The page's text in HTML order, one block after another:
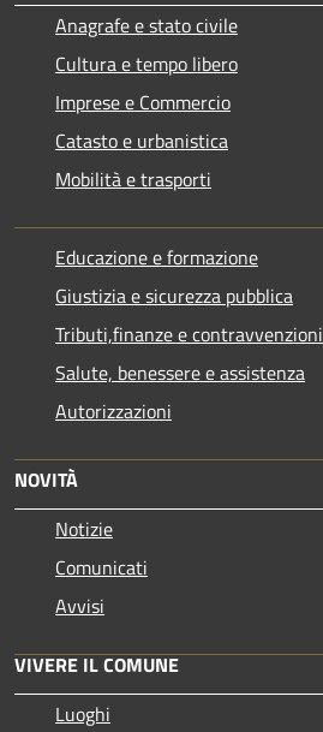
Anagrafe e stato civile
Cultura e tempo libero
Imprese e Commercio
Catasto e urbanistica
Mobilità e trasporti
Educazione e formazione
Giustizia e sicurezza pubblica
Tributi,finanze e contravvenzioni
Salute, benessere e assistenza
Autorizzazioni
NOVITÀ
Notizie
Comunicati
Avvisi
VIVERE IL COMUNE
Luoghi